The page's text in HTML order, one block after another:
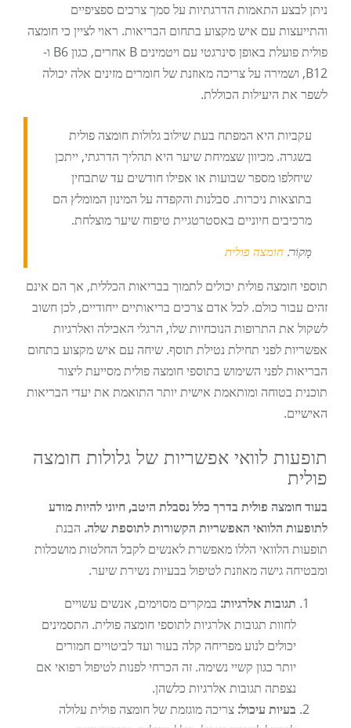
ניתן לבצע התאמות הדרגתיות על סמך צרכים ספציפיים
והתייעצות עם איש מקצוע בתחום הבריאות. ראוי לציין כי חומצה
פולית פועלת באופן סינרגטי עם ויטמינים B אחרים, כגון B6 ו-
B12, ושמירה על צריכה מאוזנת של חומרים מזינים אלה יכולה
לשפר את היעילות הכוללת.
עקביות היא המפתח בעת שילוב גלולות חומצה פולית
בשגרה. מכיוון שצמיחת שיער היא תהליך הדרגתי, ייתכן
שיחלפו מספר שבועות או אפילו חודשים עד שתבחין
בתוצאות ניכרות. סבלנות והקפדה על המינון המומלץ הם
מרכיבים חיוניים באסטרטגיית טיפוח שיער מוצלחת.
מָקוֹר: חומצה פולית
תוספי חומצה פולית יכולים לתמוך בבריאות הכללית, אך הם אינם
זהים עבור כולם. לכל אדם צרכים בריאותיים ייחודיים, לכן חשוב
לשקול את התרופות הנוכחיות שלו, הרגלי האכילה ואלרגיות
אפשריות לפני תחילת נטילת תוסף. שיחה עם איש מקצוע בתחום
הבריאות לפני השימוש בתוספי חומצה פולית מסייעת ליצור
תוכנית בטוחה ומותאמת אישית יותר התואמת את יעדי הבריאות
האישיים.
תופעות לוואי אפשריות של גלולות חומצה
פולית
בעוד חומצה פולית בדרך כלל נסבלת היטב, חיוני להיות מודע
לתופעות הלוואי האפשריות הקשורות לתוספת שלה. הבנת
תופעות הלוואי הללו מאפשרת לאנשים לקבל החלטות מושכלות
ומבטיחה גישה מאוזנת לטיפול בבעיות נשירת שיער.
תגובות אלרגיות: במקרים מסוימים, אנשים עשויים
לחוות תגובות אלרגיות לתוספי חומצה פולית. התסמינים
יכולים לנוע מפריחה קלה בעור ועד לביטויים חמורים
יותר כגון קשיי נשימה. זה הכרחי לפנות לטיפול רפואי אם
נצפתה תגובות אלרגיות כלשהן.
בעיות עיכול: צריכה מוגזמת של חומצה פולית עלולה